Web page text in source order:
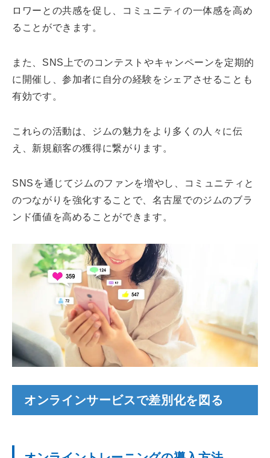
ロワーとの共感を促し、コミュニティの一体感を高め
ることができます。
また、SNS上でのコンテストやキャンペーンを定期的
に開催し、参加者に自分の経験をシェアさせることも
有効です。
これらの活動は、ジムの魅力をより多くの人々に伝
え、新規顧客の獲得に繋がります。
SNSを通じてジムのファンを増やし、コミュニティと
のつながりを強化することで、名古屋でのジムのブラ
ンド価値を高めることができます。
オンラインサービスで差別化を図る